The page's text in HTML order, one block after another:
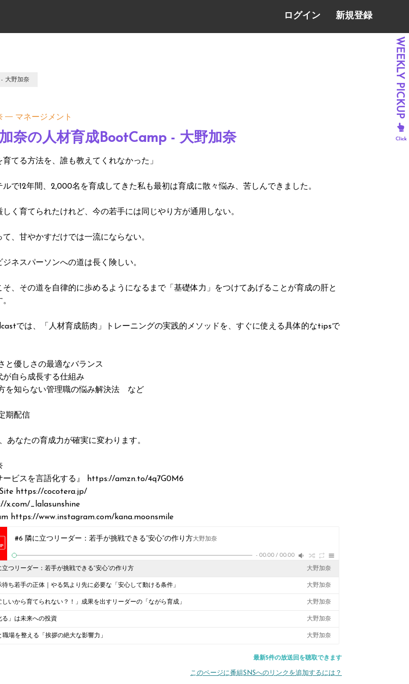
ログイン 新規登録
大野加奈
マネージメント
奈の人材育成BootCamp - 大野加奈
育てる方法を、誰も教えてくれなかった」
ルで12年間、2,000名を育成してきた私も最初は育成に散々悩み、苦しんできました。
しく育てられたけれど、今の若手には同じやり方が通用しない。
て、甘やかすだけでは一流にならない。
ジネスパーソンへの道は長く険しい。
そ、その道を自律的に歩めるようになるまで「基礎体力」をつけてあげることが育成の肝と
では、「人材育成筋肉」トレーニングの実践的メソッドを、すぐに使える具体的なtipsで
と優しさの最適なバランス
自ら成長する仕組み
を知らない管理職の悩み解決法 など
期配信
あなたの育成力が確実に変わります。
ービスを言語化する』 https://amzn.to/4q7G0M6
https://cocotera.jp/
x.com/_lalasunshine
https://www.instagram.com/kana.moonsmile
#6 隣に立つリーダー：若手が挑戦できる“安心”の作り方大野加奈
- 00:00 / 00:00
立つリーダー：若手が挑戦できる“安心”の作り方 大野加奈
待ち若手の正体｜やる気より先に必要な「安心して動ける条件」 大野加奈
しいから育てられない？！」成果を出すリーダーの「ながら育成」 大野加奈
る」は未来への投資 大野加奈
職場を整える「挨拶の絶大な影響力」 大野加奈
最新5件の放送回を聴取できます
このページに番組SNSへのリンクを追加するには？